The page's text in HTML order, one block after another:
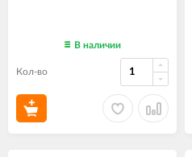
В наличии
Кол-во